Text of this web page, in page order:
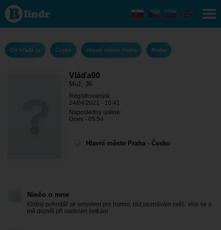
Vláďa90
- On
hľadá
ju
město
Praha -
Praha
On hľadá ju Česko Hlavní město Praha Praha
Vláďa90
Muž, 36
Registrovaný/á:
24/04/2021 - 10:41
Naposledny online:
Dnes - 05:54
Hlavní město Praha - Česko
Niečo o mne
Klidný pohodář se smyslem pro humor, rád poznávám svět.. více se o
mě dozvíš při osobním setkání